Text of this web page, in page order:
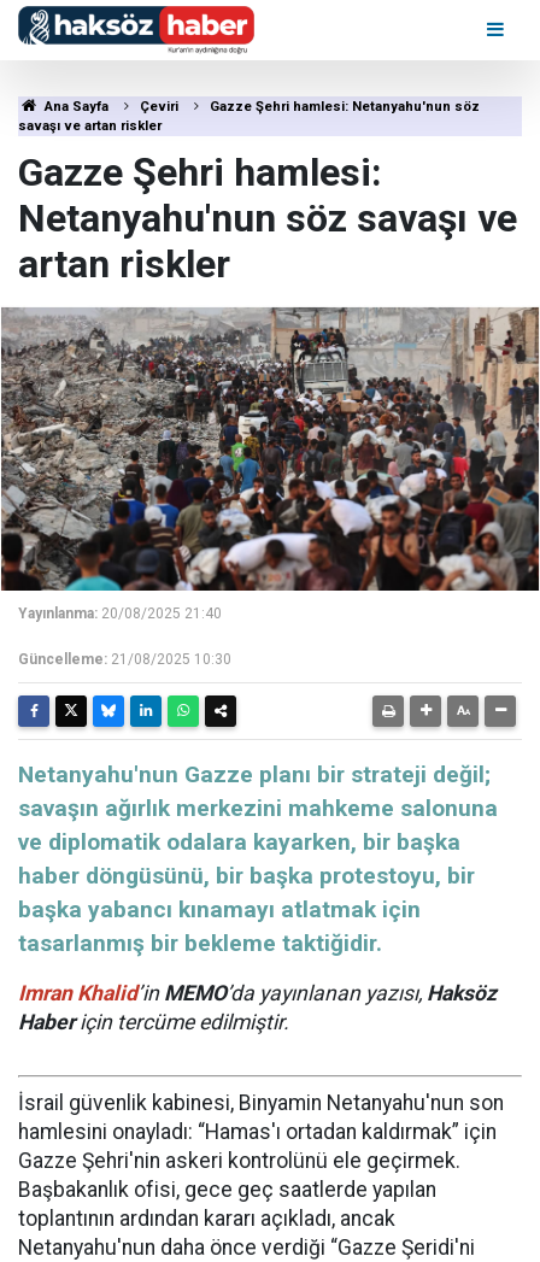
Ana Sayfa Çeviri
Gazze Şehri hamlesi: Netanyahu'nun söz
savaşı ve artan riskler
Gazze Şehri hamlesi:
Netanyahu'nun söz savaşı ve
artan riskler
Yayınlanma: 20/08/2025 21:40
Güncelleme: 21/08/2025 10:30
Netanyahu'nun Gazze planı bir strateji değil;
savaşın ağırlık merkezini mahkeme salonuna
ve diplomatik odalara kayarken, bir başka
haber döngüsünü, bir başka protestoyu, bir
başka yabancı kınamayı atlatmak için
tasarlanmış bir bekleme taktiğidir.
Imran Khalid’in MEMO’da yayınlanan yazısı, Haksöz
Haberiçin tercüme edilmiştir.
İsrail güvenlik kabinesi, Binyamin Netanyahu'nun son
hamlesini onayladı: “Hamas'ı ortadan kaldırmak” için
Gazze Şehri'nin askeri kontrolünü ele geçirmek.
Başbakanlık ofisi, gece geç saatlerde yapılan
toplantının ardından kararı açıkladı, ancak
Netanyahu'nun daha önce verdiği “Gazze Şeridi'ni